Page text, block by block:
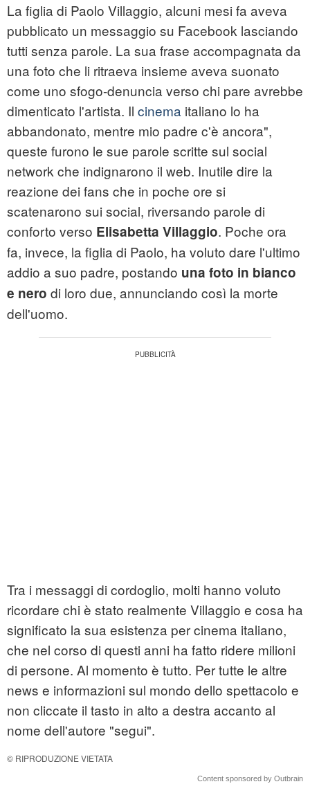
La figlia di Paolo Villaggio, alcuni mesi fa aveva
pubblicato un messaggio su Facebook lasciando
tutti senza parole. La sua frase accompagnata da
una foto che li ritraeva insieme aveva suonato
come uno sfogo-denuncia verso chi pare avrebbe
dimenticato l'artista. Il cinema italiano lo ha
abbandonato, mentre mio padre c'è ancora",
queste furono le sue parole scritte sul social
network che indignarono il web. Inutile dire la
reazione dei fans che in poche ore si
scatenarono sui social, riversando parole di
conforto verso Elisabetta Villaggio. Poche ora
fa, invece, la figlia di Paolo, ha voluto dare l'ultimo
addio a suo padre, postando una foto in bianco
e nero di loro due, annunciando così la morte
dell'uomo.
Tra i messaggi di cordoglio, molti hanno voluto
ricordare chi è stato realmente Villaggio e cosa ha
significato la sua esistenza per cinema italiano,
che nel corso di questi anni ha fatto ridere milioni
di persone. Al momento è tutto. Per tutte le altre
news e informazioni sul mondo dello spettacolo e
non cliccate il tasto in alto a destra accanto al
nome dell'autore "segui".
© RIPRODUZIONE VIETATA
Content sponsored by Outbrain